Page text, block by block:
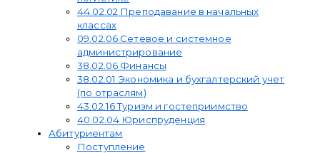
44.02.02 Преподавание в начальных
классах
09.02.06 Сетевое и системное
администрирование
38.02.06 Финансы
38.02.01 Экономика и бухгалтерский учет
(по отраслям)
43.02.16 Туризм и гостеприимство
40.02.04 Юриспруденция
Абитуриентам
Поступление